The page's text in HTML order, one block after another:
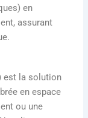
en
assurant
est la solution
en espace
ou une